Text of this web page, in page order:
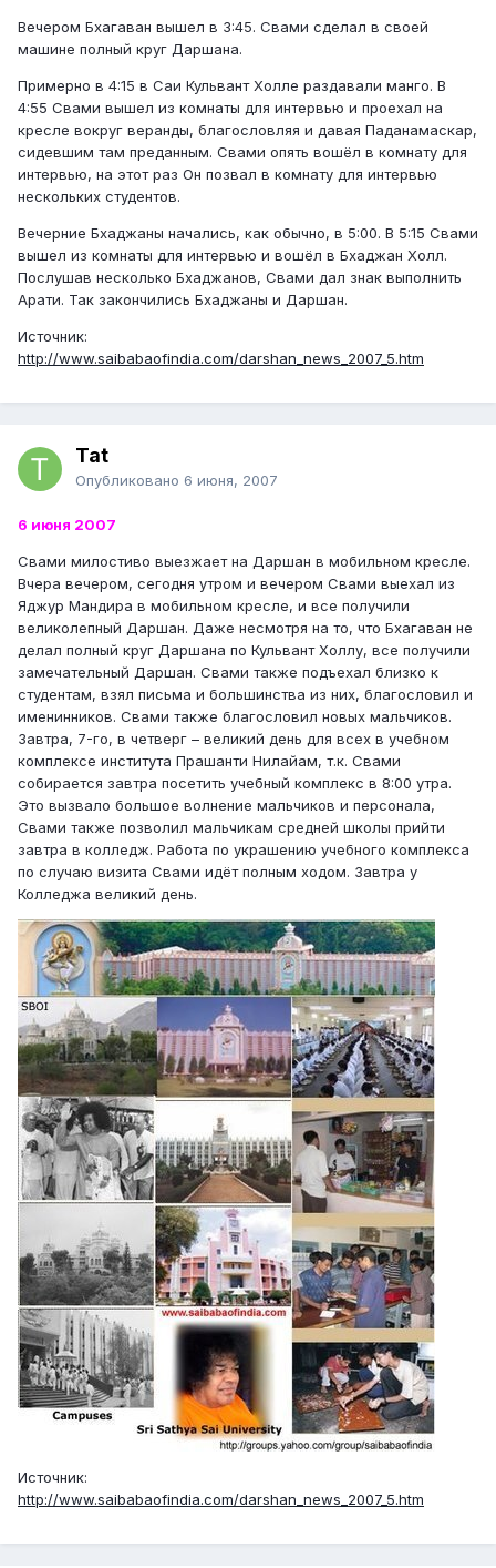
Вечером Бхагаван вышел в 3:45. Свами сделал в своей
машине полный круг Даршана.
Примерно в 4:15 в Саи Кульвант Холле раздавали манго. В
4:55 Свами вышел из комнаты для интервью и проехал на
кресле вокруг веранды, благословляя и давая Паданамаскар,
сидевшим там преданным. Свами опять вошёл в комнату для
интервью, на этот раз Он позвал в комнату для интервью
нескольких студентов.
Вечерние Бхаджаны начались, как обычно, в 5:00. В 5:15 Свами
вышел из комнаты для интервью и вошёл в Бхаджан Холл.
Послушав несколько Бхаджанов, Свами дал знак выполнить
Арати. Так закончились Бхаджаны и Даршан.
Источник:
http://www.saibabaofindia.com/darshan_news_2007_5.htm
Tat
Опубликовано 6 июня, 2007
6 июня 2007
Свами милостиво выезжает на Даршан в мобильном кресле.
Вчера вечером, сегодня утром и вечером Свами выехал из
Яджур Мандира в мобильном кресле, и все получили
великолепный Даршан. Даже несмотря на то, что Бхагаван не
делал полный круг Даршана по Кульвант Холлу, все получили
замечательный Даршан. Свами также подъехал близко к
студентам, взял письма и большинства из них, благословил и
именинников. Свами также благословил новых мальчиков.
Завтра, 7-го, в четверг – великий день для всех в учебном
комплексе института Прашанти Нилайам, т.к. Свами
собирается завтра посетить учебный комплекс в 8:00 утра.
Это вызвало большое волнение мальчиков и персонала,
Свами также позволил мальчикам средней школы прийти
завтра в колледж. Работа по украшению учебного комплекса
по случаю визита Свами идёт полным ходом. Завтра у
Колледжа великий день.
Источник:
http://www.saibabaofindia.com/darshan_news_2007_5.htm